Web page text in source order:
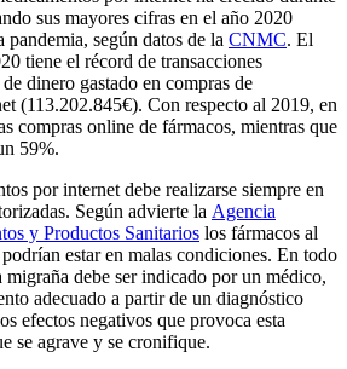
sus mayores cifras en el año 2020
pandemia, según datos de la CNMC. El
tiene el récord de transacciones
dinero gastado en compras de
(113.202.845€). Con respecto al 2019, en
compras online de fármacos, mientras que
59%.
por internet debe realizarse siempre en
Según advierte la Agencia
y Productos Sanitarios los fármacos al
estar en malas condiciones. En todo
migraña debe ser indicado por un médico,
adecuado a partir de un diagnóstico
efectos negativos que provoca esta
se agrave y se cronifique.